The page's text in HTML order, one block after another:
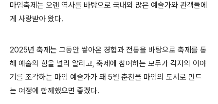
마임축제는 오랜 역사를 바탕으로 국내외 많은 예술가와 관객들에
게 사랑받아 왔다.
2025년 축제는 그동안 쌓아온 경험과 전통을 바탕으로 축제를 통
해 예술의 힘을 널리 알리고, 축제에 참여하는 모두가 각자의 이야
기를 조각하는 마임 예술가가 돼 5월 춘천을 마임의 도시로 만드
는 여정에 함께했으면 좋겠다.